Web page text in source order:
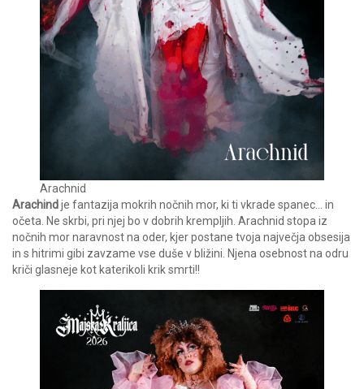
Arachnid
Arachindje fantazija mokrih nočnih mor, ki ti vkrade spanec… in
očeta. Ne skrbi, pri njej bo v dobrih krempljih. Arachnid stopa iz
nočnih mor naravnost na oder, kjer postane tvoja največja obsesija
in s hitrimi gibi zavzame vse duše v bližini. Njena osebnost na odru
kriči glasneje kot katerikoli krik smrti!!